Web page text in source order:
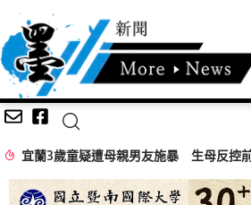
宜蘭3歲童疑遭母親男友施暴 生母反控